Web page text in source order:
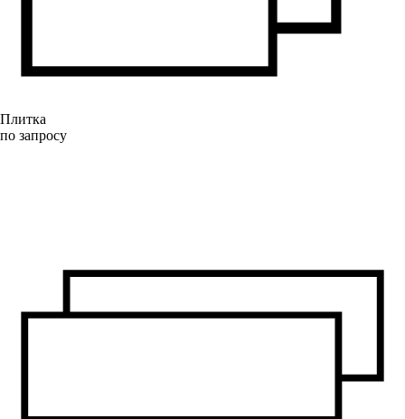
Плитка
по запросу